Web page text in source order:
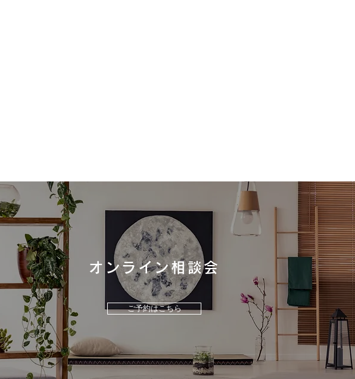
タカラスタンダード「リラク
シア」の魅力をご紹介！
オンライン相談会
ご予約はこちら